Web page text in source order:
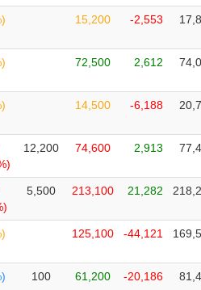
15,200 -2,553
72,500 2,612
14,500 -6,188
12,200 74,600 2,913
5,500 213,100 21,282
125,100 -44,121
100 61,200 -20,186